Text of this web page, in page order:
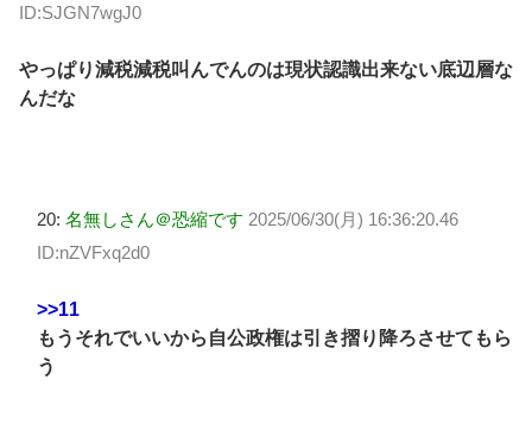
ID:SJGN7wgJ0
やっぱり減税減税叫んでんのは現状認識出来ない底辺層な
んだな
20: 名無しさん＠恐縮です 2025/06/30(月) 16:36:20.46
ID:nZVFxq2d0
>>11
もうそれでいいから自公政権は引き摺り降ろさせてもら
う